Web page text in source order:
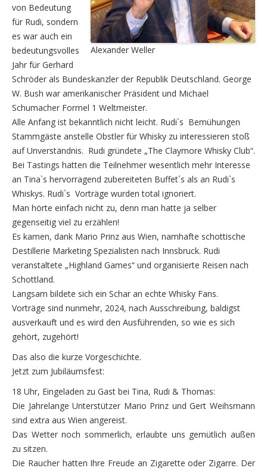
Alexander Weller
von Bedeutung
für Rudi, sondern
es war auch ein
bedeutungsvolles
Jahr für Gerhard
Schröder als Bundeskanzler der Republik Deutschland. George
W. Bush war amerikanischer Präsident und Michael
Schumacher Formel 1 Weltmeister.
Alle Anfang ist bekanntlich nicht leicht. Rudi`s Bemühungen
Stammgäste anstelle Obstler für Whisky zu interessieren stoß
auf Unverständnis. Rudi gründete „The Claymore Whisky Club“.
Bei Tastings hatten die Teilnehmer wesentlich mehr Interesse
an Tina`s hervorragend zubereiteten Buffet´s als an Rudi`s
Whiskys. Rudi`s Vorträge wurden total ignoriert.
Man hörte einfach nicht zu, denn man hatte ja selber
gegenseitig viel zu erzählen!
Es kamen, dank Mario Prinz aus Wien, namhafte schottische
Destillerie Marketing Spezialisten nach Innsbruck. Rudi
veranstaltete „Highland Games“ und organisierte Reisen nach
Schottland.
Langsam bildete sich ein Schar an echte Whisky Fans.
Vorträge sind nunmehr, 2024, nach Ausschreibung, baldigst
ausverkauft und es wird den Ausführenden, so wie es sich
gehört, zugehört!
Das also die kurze Vorgeschichte.
Jetzt zum Jubiläumsfest:
18 Uhr, Eingeladen zu Gast bei Tina, Rudi & Thomas:
Die Jahrelange Unterstützer Mario Prinz und Gert Weihsmann
sind extra aus Wien angereist.
Das Wetter noch sommerlich, erlaubte uns gemütlich außen
zu sitzen.
Die Raucher hatten Ihre Freude an Zigarette oder Zigarre. Der